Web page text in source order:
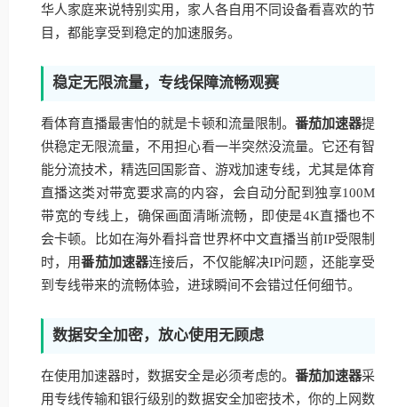
华人家庭来说特别实用，家人各自用不同设备看喜欢的节
目，都能享受到稳定的加速服务。
稳定无限流量，专线保障流畅观赛
看体育直播最害怕的就是卡顿和流量限制。 番茄加速器提
供稳定无限流量，不用担心看一半突然没流量。它还有智
能分流技术，精选回国影音、游戏加速专线，尤其是体育
直播这类对带宽要求高的内容，会自动分配到独享100M
带宽的专线上，确保画面清晰流畅，即使是4K直播也不
会卡顿。比如在海外看抖音世界杯中文直播当前IP受限制
时，用番茄加速器连接后，不仅能解决IP问题，还能享受
到专线带来的流畅体验，进球瞬间不会错过任何细节。
数据安全加密，放心使用无顾虑
在使用加速器时，数据安全是必须考虑的。 番茄加速器采
用专线传输和银行级别的数据安全加密技术，你的上网数